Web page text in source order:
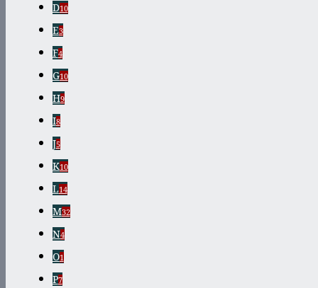
D10
E3
F4
G10
H9
I8
J5
K10
L14
M32
N4
O1
P7